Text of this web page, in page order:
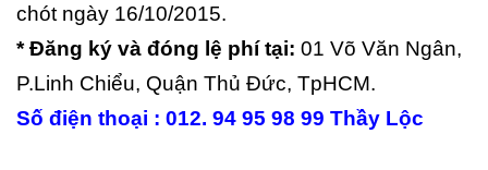
chót ngày 16/10/2015.
* Đăng ký và đóng lệ phí tại: 01 Võ Văn Ngân,
P.Linh Chiểu, Quận Thủ Đức, TpHCM.
Số điện thoại : 012. 94 95 98 99 Thầy Lộc